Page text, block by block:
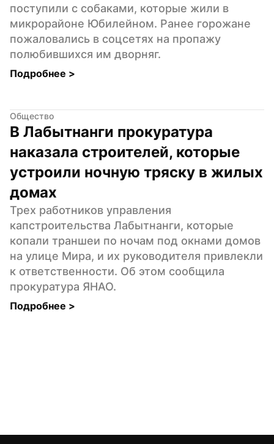
поступили с собаками, которые жили в
микрорайоне Юбилейном. Ранее горожане
пожаловались в соцсетях на пропажу
полюбившихся им дворняг.
Подробнее >
Общество
В Лабытнанги прокуратура
наказала строителей, которые
устроили ночную тряску в жилых
домах
Трех работников управления
капстроительства Лабытнанги, которые
копали траншеи по ночам под окнами домов
на улице Мира, и их руководителя привлекли
к ответственности. Об этом сообщила
прокуратура ЯНАО.
Подробнее >